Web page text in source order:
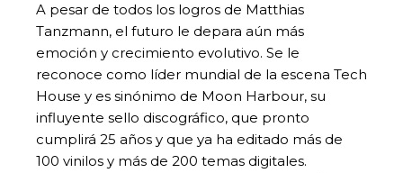
A pesar de todos los logros de Matthias
Tanzmann, el futuro le depara aún más
emoción y crecimiento evolutivo. Se le
reconoce como líder mundial de la escena Tech
House y es sinónimo de Moon Harbour, su
influyente sello discográfico, que pronto
cumplirá 25 años y que ya ha editado más de
100 vinilos y más de 200 temas digitales.